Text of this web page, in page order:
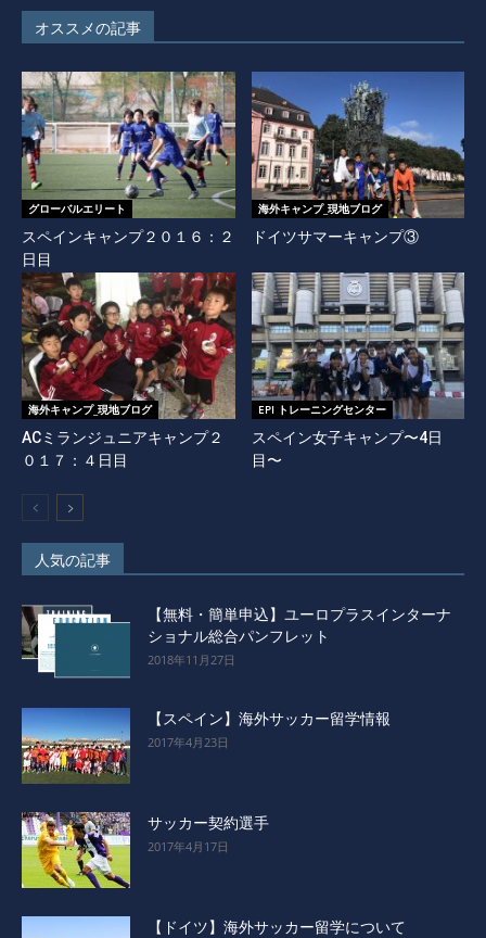
オススメの記事
グローバルエリート
スペインキャンプ２０１６：２
日目
海外キャンプ_現地ブログ
ドイツサマーキャンプ③
海外キャンプ_現地ブログ
ACミランジュニアキャンプ２
０１７：４日目
EPI トレーニングセンター
スペイン女子キャンプ〜4日
目〜
人気の記事
【無料・簡単申込】ユーロプラスインターナ
ショナル総合パンフレット
2018年11月27日
【スペイン】海外サッカー留学情報
2017年4月23日
サッカー契約選手
2017年4月17日
【ドイツ】海外サッカー留学について